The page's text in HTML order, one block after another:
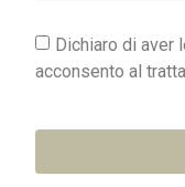
Dichiaro di aver
acconsento al